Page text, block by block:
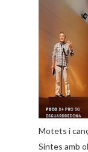
Motets i
Sintes amb